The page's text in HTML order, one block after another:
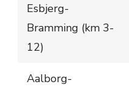
Esbjerg-
Bramming (km 3-
12)
Aalborg-